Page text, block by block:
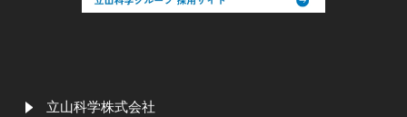
立山科学株式会社